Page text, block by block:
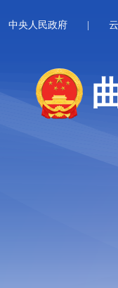
中央人民政府